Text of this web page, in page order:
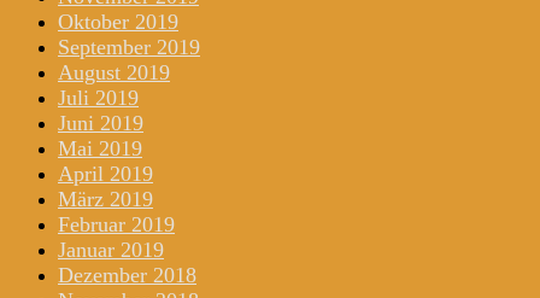
Oktober 2019
September 2019
August 2019
Juli 2019
Juni 2019
Mai 2019
April 2019
März 2019
Februar 2019
Januar 2019
Dezember 2018